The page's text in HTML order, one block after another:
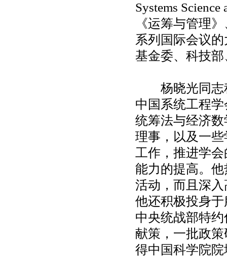
Systems
《运筹与管理
系列国际会议
基金委、科技
杨晓光同志积
中国系统工程
统筹法与经济
理事，以及一
工作，推进学
能力的提高。
活动，而且深
他还积极投身
中央统战部特
献策，一批政
得中国科学院